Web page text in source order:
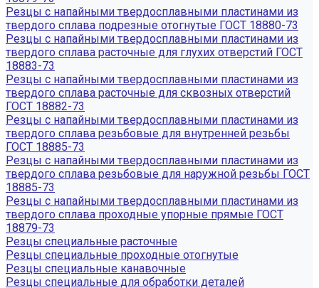
Резцы с напайными твердосплавными пластинами из
твердого сплава подрезные отогнутые ГОСТ 18880-73
Резцы с напайными твердосплавными пластинами из
твердого сплава расточные для глухих отверстий ГОСТ
18883-73
Резцы с напайными твердосплавными пластинами из
твердого сплава расточные для сквозных отверстий
ГОСТ 18882-73
Резцы с напайными твердосплавными пластинами из
твердого сплава резьбовые для внутренней резьбы
ГОСТ 18885-73
Резцы с напайными твердосплавными пластинами из
твердого сплава резьбовые для наружной резьбы ГОСТ
18885-73
Резцы с напайными твердосплавными пластинами из
твердого сплава проходные упорные прямые ГОСТ
18879-73
Резцы специальные расточные
Резцы специальные проходные отогнутые
Резцы специальные канавочные
Резцы специальные для обработки деталей